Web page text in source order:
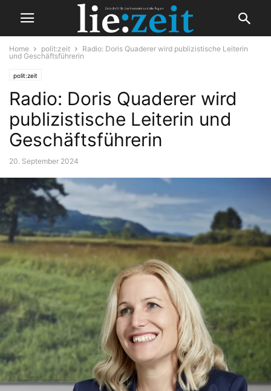
Home polit:zeit
Radio: Doris Quaderer wird publizistische Leiterin
und Geschäftsführerin
polit:zeit
Radio: Doris Quaderer wird
publizistische Leiterin und
Geschäftsführerin
20. September 2024